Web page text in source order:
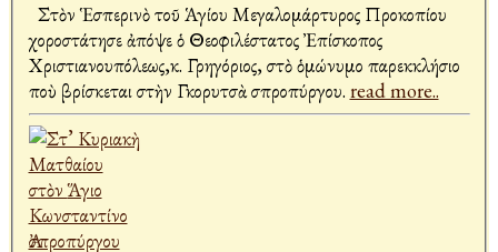
Στὸν Ἑσπερινὸ τοῦ Ἁγίου Μεγαλομάρτυρος Προκοπίου
χοροστάτησε ἀπόψε ὁ Θεοφιλέστατος Ἐπίσκοπος
Χριστιανουπόλεως,κ. Γρηγόριος, στὸ ὁμώνυμο παρεκκλήσιο
ποὺ βρίσκεται στὴν Γκορυτσὰ Ἀσπροπύργου. read more..